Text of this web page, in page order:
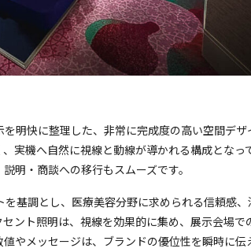
明快に整理した、非常に完成度の高い空間デ
実機へ自然に視線と動線が導かれる構成とな
明・商談への移行もスムーズです。
を基調とし、医療美容分野に求められる信頼感
ント照明は、視線を効果的に集め、展示会場
やメッセージは、ブランドの優位性を瞬時に